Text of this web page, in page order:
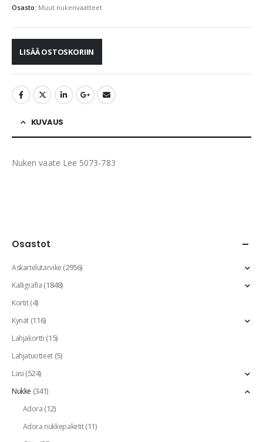
Osasto: Muut nukenvaatteet
LISÄÄ OSTOSKORIIN
KUVAUS
Nuken vaate Lee 5073-783
Osastot
Askartelutarvike(2956)
Kalligrafia(1848)
Kortit(4)
Kynät(116)
Lahjakortti(15)
Lahjatuotteet(5)
Lasi(524)
Nukke (341)
Adora(12)
Adora nukkepaketit(11)